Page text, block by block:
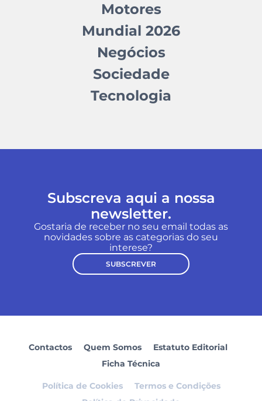
Motores
Mundial 2026
Negócios
Sociedade
Tecnologia
Subscreva aqui a nossa
newsletter.
Gostaria de receber no seu email todas as
novidades sobre as categorias do seu
interese?
SUBSCREVER
Contactos Quem Somos
Estatuto Editorial
Ficha Técnica
Política de Cookies
Termos e Condições